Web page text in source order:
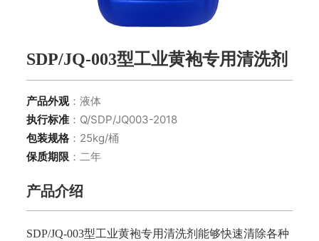
SDP/JQ-003型工业黄袍专用清洗剂
产品外观：液体
执行标准 ：Q/SDP/JQ003-2018
包装规格：25kg/桶
保质期限 ：二年
产品介绍
SDP/JQ-003型工业黄袍专用清洗剂能够快速清除各种